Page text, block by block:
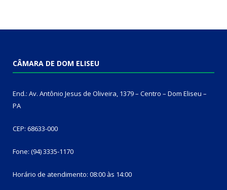
CÂMARA DE DOM ELISEU
End.: Av. Antônio Jesus de Oliveira, 1379 – Centro – Dom Eliseu –
PA
CEP: 68633-000
Fone: (94) 3335-1170
Horário de atendimento: 08:00 às 14:00